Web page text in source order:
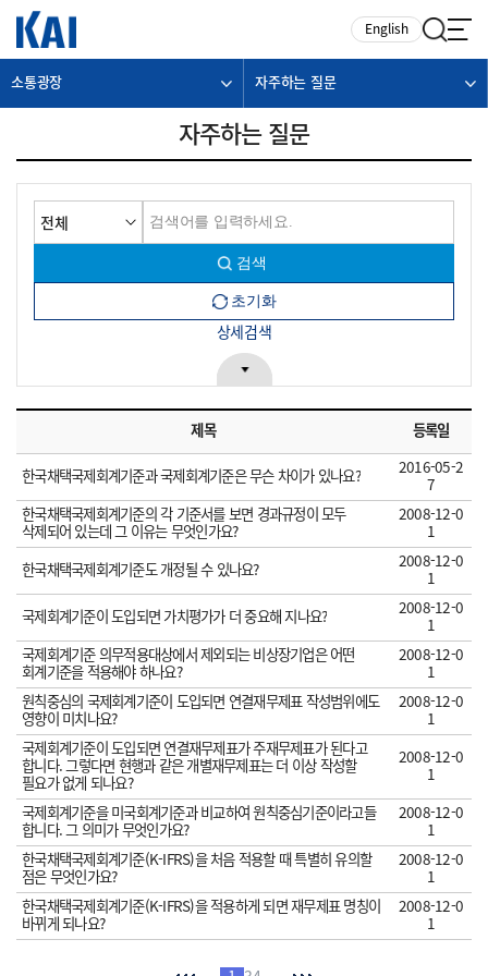
English
소통광장 자주하는 질문
자주하는 질문
상세검색
제목 등록일
한국채택국제회계기준과 국제회계기준은 무슨 차이가 있나요?
2016-05-2
7
한국채택국제회계기준의 각 기준서를 보면 경과규정이 모두
삭제되어 있는데 그 이유는 무엇인가요?
2008-12-0
1
한국채택국제회계기준도 개정될 수 있나요?
2008-12-0
1
국제회계기준이 도입되면 가치평가가 더 중요해 지나요?
2008-12-0
1
국제회계기준 의무적용대상에서 제외되는 비상장기업은 어떤
회계기준을 적용해야 하나요?
2008-12-0
1
원칙중심의 국제회계기준이 도입되면 연결재무제표 작성범위에도
영향이 미치나요?
2008-12-0
1
국제회계기준이 도입되면 연결재무제표가 주재무제표가 된다고
합니다. 그렇다면 현행과 같은 개별재무제표는 더 이상 작성할
필요가 없게 되나요?
2008-12-0
1
국제회계기준을 미국회계기준과 비교하여 원칙중심기준이라고들
합니다. 그 의미가 무엇인가요?
2008-12-0
1
한국채택국제회계기준(K-IFRS)을 처음 적용할 때 특별히 유의할
점은 무엇인가요?
2008-12-0
1
한국채택국제회계기준(K-IFRS)을 적용하게 되면 재무제표 명칭이
바뀌게 되나요?
2008-12-0
1